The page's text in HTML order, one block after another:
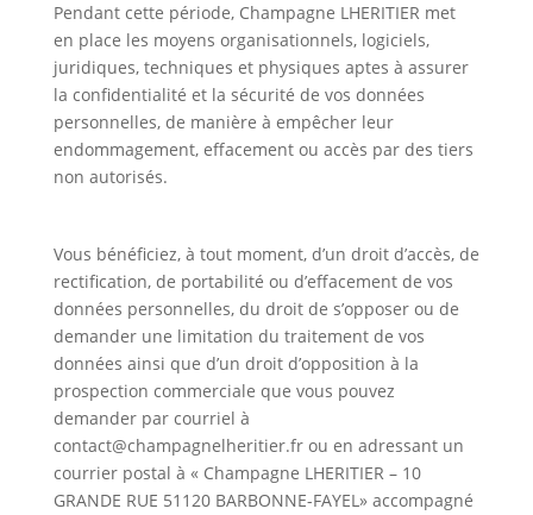
Pendant cette période, Champagne LHERITIER met
en place les moyens organisationnels, logiciels,
juridiques, techniques et physiques aptes à assurer
la confidentialité et la sécurité de vos données
personnelles, de manière à empêcher leur
endommagement, effacement ou accès par des tiers
non autorisés.
Vous bénéficiez, à tout moment, d’un droit d’accès, de
rectification, de portabilité ou d’effacement de vos
données personnelles, du droit de s’opposer ou de
demander une limitation du traitement de vos
données ainsi que d’un droit d’opposition à la
prospection commerciale que vous pouvez
demander par courriel à
contact@champagnelheritier.fr ou en adressant un
courrier postal à « Champagne LHERITIER – 10
GRANDE RUE 51120 BARBONNE-FAYEL» accompagné